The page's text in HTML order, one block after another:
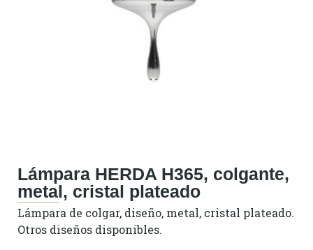
Lámpara HERDA H365, colgante,
metal, cristal plateado
Lámpara de colgar, diseño, metal, cristal plateado.
Otros diseños disponibles.